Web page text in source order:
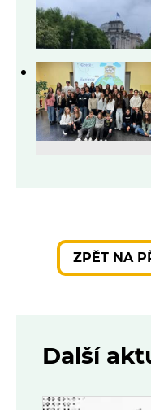
ZPĚT NA
Další